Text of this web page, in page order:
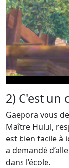
2) C'est un
Gaepora vous
Maître Hulul,
est bien facile à
a demandé
dans l’école.